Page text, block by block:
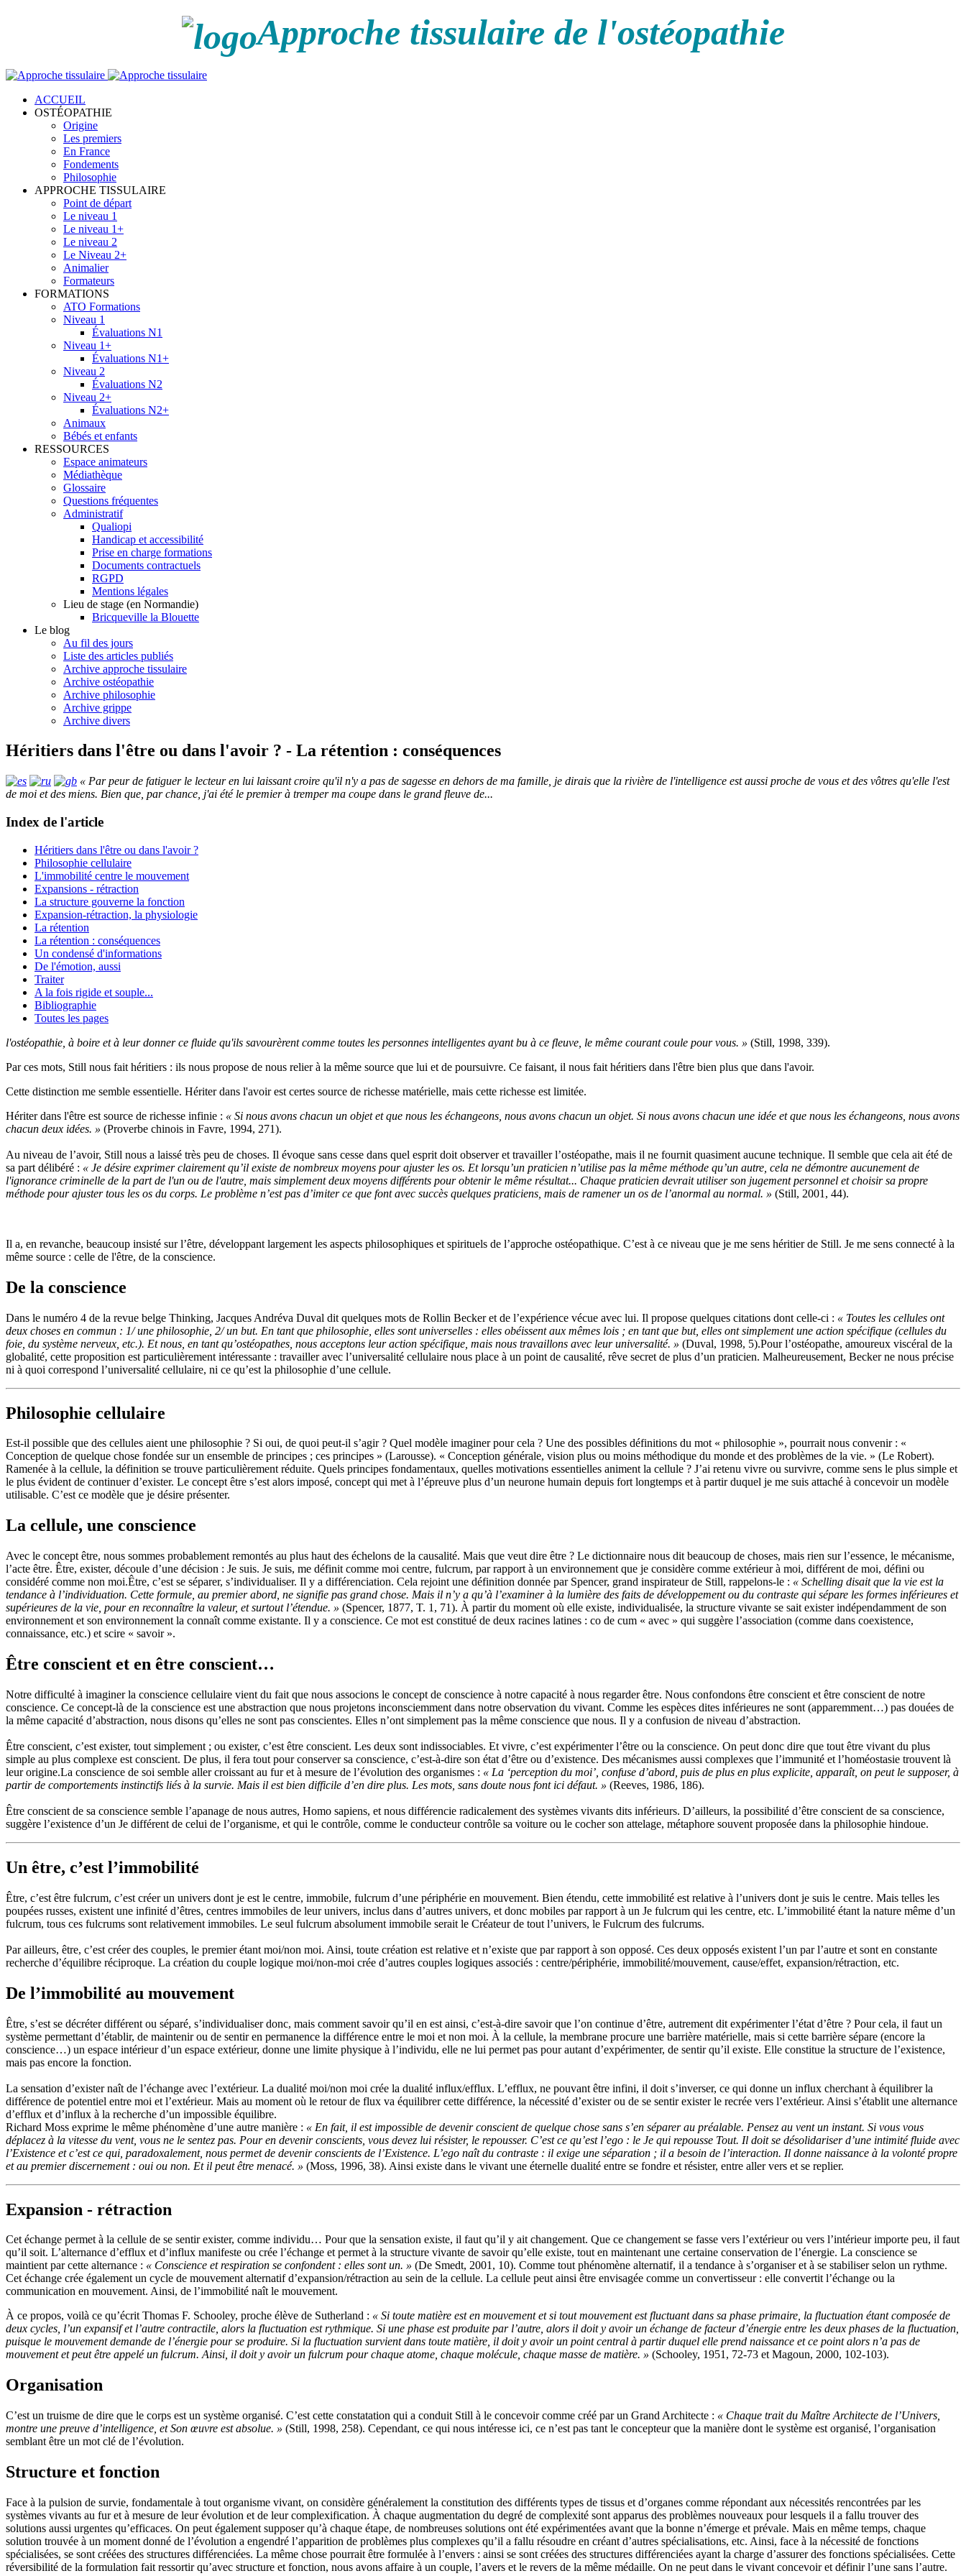
Approche tissulaire de l'ostéopathie
ACCUEIL
OSTÉOPATHIE
Origine
Les premiers
En France
Fondements
Philosophie
APPROCHE TISSULAIRE
Point de départ
Le niveau 1
Le niveau 1+
Le niveau 2
Le Niveau 2+
Animalier
Formateurs
FORMATIONS
ATO Formations
Niveau 1
Évaluations N1
Niveau 1+
Évaluations N1+
Niveau 2
Évaluations N2
Niveau 2+
Évaluations N2+
Animaux
Bébés et enfants
RESSOURCES
Espace animateurs
Médiathèque
Glossaire
Questions fréquentes
Administratif
Qualiopi
Handicap et accessibilité
Prise en charge formations
Documents contractuels
RGPD
Mentions légales
Lieu de stage (en Normandie)
Bricqueville la Blouette
Le blog
Au fil des jours
Liste des articles publiés
Archive approche tissulaire
Archive ostéopathie
Archive philosophie
Archive grippe
Archive divers
Héritiers dans l'être ou dans l'avoir ? - La rétention : conséquences
« Par peur de fatiguer le lecteur en lui laissant croire qu'il n'y a pas de sagesse en dehors de ma famille, je dirais que la rivière de l'intelligence est aussi proche de vous et des vôtres qu'elle l'est
de moi et des miens. Bien que, par chance, j'ai été le premier à tremper ma coupe dans le grand fleuve de...
Index de l'article
Héritiers dans l'être ou dans l'avoir ?
Philosophie cellulaire
L'immobilité centre le mouvement
Expansions - rétraction
La structure gouverne la fonction
Expansion-rétraction, la physiologie
La rétention
La rétention : conséquences
Un condensé d'informations
De l'émotion, aussi
Traiter
A la fois rigide et souple...
Bibliographie
Toutes les pages
l'ostéopathie, à boire et à leur donner ce fluide qu'ils savourèrent comme toutes les personnes intelligentes ayant bu à ce fleuve, le même courant coule pour vous. » (Still, 1998, 339).
Par ces mots, Still nous fait héritiers : ils nous propose de nous relier à la même source que lui et de poursuivre. Ce faisant, il nous fait héritiers dans l'être bien plus que dans l'avoir.
Cette distinction me semble essentielle. Hériter dans l'avoir est certes source de richesse matérielle, mais cette richesse est limitée.
Hériter dans l'être est source de richesse infinie : « Si nous avons chacun un objet et que nous les échangeons, nous avons chacun un objet. Si nous avons chacun une idée et que nous les échangeons, nous avons
chacun deux idées. » (Proverbe chinois in Favre, 1994, 271).
Au niveau de l’avoir, Still nous a laissé très peu de choses. Il évoque sans cesse dans quel esprit doit observer et travailler l’ostéopathe, mais il ne fournit quasiment aucune technique. Il semble que cela ait été de
sa part délibéré : « Je désire exprimer clairement qu’il existe de nombreux moyens pour ajuster les os. Et lorsqu’un praticien n’utilise pas la même méthode qu’un autre, cela ne démontre aucunement de
l'ignorance criminelle de la part de l'un ou de l'autre, mais simplement deux moyens différents pour obtenir le même résultat... Chaque praticien devrait utiliser son jugement personnel et choisir sa propre
méthode pour ajuster tous les os du corps. Le problème n’est pas d’imiter ce que font avec succès quelques praticiens, mais de ramener un os de l’anormal au normal. » (Still, 2001, 44).
Il a, en revanche, beaucoup insisté sur l’être, développant largement les aspects philosophiques et spirituels de l’approche ostéopathique. C’est à ce niveau que je me sens héritier de Still. Je me sens connecté à la
même source : celle de l'être, de la conscience.
De la conscience
Dans le numéro 4 de la revue belge Thinking, Jacques Andréva Duval dit quelques mots de Rollin Becker et de l’expérience vécue avec lui. Il propose quelques citations dont celle-ci : « Toutes les cellules ont
deux choses en commun : 1/ une philosophie, 2/ un but. En tant que philosophie, elles sont universelles : elles obéissent aux mêmes lois ; en tant que but, elles ont simplement une action spécifique (cellules du
foie, du système nerveux, etc.). Et nous, en tant qu’ostéopathes, nous acceptons leur action spécifique, mais nous travaillons avec leur universalité. » (Duval, 1998, 5).Pour l’ostéopathe, amoureux viscéral de la
globalité, cette proposition est particulièrement intéressante : travailler avec l’universalité cellulaire nous place à un point de causalité, rêve secret de plus d’un praticien. Malheureusement, Becker ne nous précise
ni à quoi correspond l’universalité cellulaire, ni ce qu’est la philosophie d’une cellule.
Philosophie cellulaire
Est-il possible que des cellules aient une philosophie ? Si oui, de quoi peut-il s’agir ? Quel modèle imaginer pour cela ? Une des possibles définitions du mot « philosophie », pourrait nous convenir : «
Conception de quelque chose fondée sur un ensemble de principes ; ces principes » (Larousse). « Conception générale, vision plus ou moins méthodique du monde et des problèmes de la vie. » (Le Robert).
Ramenée à la cellule, la définition se trouve particulièrement réduite. Quels principes fondamentaux, quelles motivations essentielles animent la cellule ? J’ai retenu vivre ou survivre, comme sens le plus simple et
le plus évident de continuer d’exister. Le concept être s’est alors imposé, concept qui met à l’épreuve plus d’un neurone humain depuis fort longtemps et à partir duquel je me suis attaché à concevoir un modèle
utilisable. C’est ce modèle que je désire présenter.
La cellule, une conscience
Avec le concept être, nous sommes probablement remontés au plus haut des échelons de la causalité. Mais que veut dire être ? Le dictionnaire nous dit beaucoup de choses, mais rien sur l’essence, le mécanisme,
l’acte être. Être, exister, découle d’une décision : Je suis. Je suis, me définit comme moi centre, fulcrum, par rapport à un environnement que je considère comme extérieur à moi, différent de moi, défini ou
considéré comme non moi.Être, c’est se séparer, s’individualiser. Il y a différenciation. Cela rejoint une définition donnée par Spencer, grand inspirateur de Still, rappelons-le : « Schelling disait que la vie est la
tendance à l’individuation. Cette formule, au premier abord, ne signifie pas grand chose. Mais il n’y a qu’à l’examiner à la lumière des faits de développement ou du contraste qui sépare les formes inférieures et
supérieures de la vie, pour en reconnaître la valeur, et surtout l’étendue. » (Spencer, 1877, T. 1, 71). À partir du moment où elle existe, individualisée, la structure vivante se sait exister indépendamment de son
environnement et son environnement la connaît comme existante. Il y a conscience. Ce mot est constitué de deux racines latines : co de cum « avec » qui suggère l’association (comme dans coexistence,
connaissance, etc.) et scire « savoir ».
Être conscient et en être conscient…
Notre difficulté à imaginer la conscience cellulaire vient du fait que nous associons le concept de conscience à notre capacité à nous regarder être. Nous confondons être conscient et être conscient de notre
conscience. Ce concept-là de la conscience est une abstraction que nous projetons inconsciemment dans notre observation du vivant. Comme les espèces dites inférieures ne sont (apparemment…) pas douées de
la même capacité d’abstraction, nous disons qu’elles ne sont pas conscientes. Elles n’ont simplement pas la même conscience que nous. Il y a confusion de niveau d’abstraction.
Être conscient, c’est exister, tout simplement ; ou exister, c’est être conscient. Les deux sont indissociables. Et vivre, c’est expérimenter l’être ou la conscience. On peut donc dire que tout être vivant du plus
simple au plus complexe est conscient. De plus, il fera tout pour conserver sa conscience, c’est-à-dire son état d’être ou d’existence. Des mécanismes aussi complexes que l’immunité et l’homéostasie trouvent là
leur origine.La conscience de soi semble aller croissant au fur et à mesure de l’évolution des organismes : « La ‘perception du moi’, confuse d’abord, puis de plus en plus explicite, apparaît, on peut le supposer, à
partir de comportements instinctifs liés à la survie. Mais il est bien difficile d’en dire plus. Les mots, sans doute nous font ici défaut. » (Reeves, 1986, 186).
Être conscient de sa conscience semble l’apanage de nous autres, Homo sapiens, et nous différencie radicalement des systèmes vivants dits inférieurs. D’ailleurs, la possibilité d’être conscient de sa conscience,
suggère l’existence d’un Je différent de celui de l’organisme, et qui le contrôle, comme le conducteur contrôle sa voiture ou le cocher son attelage, métaphore souvent proposée dans la philosophie hindoue.
Un être, c’est l’immobilité
Être, c’est être fulcrum, c’est créer un univers dont je est le centre, immobile, fulcrum d’une périphérie en mouvement. Bien étendu, cette immobilité est relative à l’univers dont je suis le centre. Mais telles les
poupées russes, existent une infinité d’êtres, centres immobiles de leur univers, inclus dans d’autres univers, et donc mobiles par rapport à un Je fulcrum qui les centre, etc. L’immobilité étant la nature même d’un
fulcrum, tous ces fulcrums sont relativement immobiles. Le seul fulcrum absolument immobile serait le Créateur de tout l’univers, le Fulcrum des fulcrums.
Par ailleurs, être, c’est créer des couples, le premier étant moi/non moi. Ainsi, toute création est relative et n’existe que par rapport à son opposé. Ces deux opposés existent l’un par l’autre et sont en constante
recherche d’équilibre réciproque. La création du couple logique moi/non-moi crée d’autres couples logiques associés : centre/périphérie, immobilité/mouvement, cause/effet, expansion/rétraction, etc.
De l’immobilité au mouvement
Être, s’est se décréter différent ou séparé, s’individualiser donc, mais comment savoir qu’il en est ainsi, c’est-à-dire savoir que l’on continue d’être, autrement dit expérimenter l’état d’être ? Pour cela, il faut un
système permettant d’établir, de maintenir ou de sentir en permanence la différence entre le moi et non moi. À la cellule, la membrane procure une barrière matérielle, mais si cette barrière sépare (encore la
conscience…) un espace intérieur d’un espace extérieur, donne une limite physique à l’individu, elle ne lui permet pas pour autant d’expérimenter, de sentir qu’il existe. Elle constitue la structure de l’existence,
mais pas encore la fonction.
La sensation d’exister naît de l’échange avec l’extérieur. La dualité moi/non moi crée la dualité influx/efflux. L’efflux, ne pouvant être infini, il doit s’inverser, ce qui donne un influx cherchant à équilibrer la
différence de potentiel entre moi et l’extérieur. Mais au moment où le retour de flux va équilibrer cette différence, la nécessité d’exister ou de se sentir exister le recrée vers l’extérieur. Ainsi s’établit une alternance
d’efflux et d’influx à la recherche d’un impossible équilibre.
Richard Moss exprime le même phénomène d’une autre manière : « En fait, il est impossible de devenir conscient de quelque chose sans s’en séparer au préalable. Pensez au vent un instant. Si vous vous
déplacez à la vitesse du vent, vous ne le sentez pas. Pour en devenir conscients, vous devez lui résister, le repousser. C’est ce qu’est l’ego : le Je qui repousse Tout. Il doit se désolidariser d’une intimité fluide avec
l’Existence et c’est ce qui, paradoxalement, nous permet de devenir conscients de l’Existence. L’ego naît du contraste : il exige une séparation ; il a besoin de l’interaction. Il donne naissance à la volonté propre
et au premier discernement : oui ou non. Et il peut être menacé. » (Moss, 1996, 38). Ainsi existe dans le vivant une éternelle dualité entre se fondre et résister, entre aller vers et se replier.
Expansion - rétraction
Cet échange permet à la cellule de se sentir exister, comme individu… Pour que la sensation existe, il faut qu’il y ait changement. Que ce changement se fasse vers l’extérieur ou vers l’intérieur importe peu, il faut
qu’il soit. L’alternance d’efflux et d’influx manifeste ou crée l’échange et permet à la structure vivante de savoir qu’elle existe, tout en maintenant une certaine conservation de l’énergie. La conscience se
maintient par cette alternance : « Conscience et respiration se confondent : elles sont un. » (De Smedt, 2001, 10). Comme tout phénomène alternatif, il a tendance à s’organiser et à se stabiliser selon un rythme.
Cet échange crée également un cycle de mouvement alternatif d’expansion/rétraction au sein de la cellule. La cellule peut ainsi être envisagée comme un convertisseur : elle convertit l’échange ou la
communication en mouvement. Ainsi, de l’immobilité naît le mouvement.
À ce propos, voilà ce qu’écrit Thomas F. Schooley, proche élève de Sutherland : « Si toute matière est en mouvement et si tout mouvement est fluctuant dans sa phase primaire, la fluctuation étant composée de
deux cycles, l’un expansif et l’autre contractile, alors la fluctuation est rythmique. Si une phase est produite par l’autre, alors il doit y avoir un échange de facteur d’énergie entre les deux phases de la fluctuation,
puisque le mouvement demande de l’énergie pour se produire. Si la fluctuation survient dans toute matière, il doit y avoir un point central à partir duquel elle prend naissance et ce point alors n’a pas de
mouvement et peut être appelé un fulcrum. Ainsi, il doit y avoir un fulcrum pour chaque atome, chaque molécule, chaque masse de matière. » (Schooley, 1951, 72-73 et Magoun, 2000, 102-103).
Organisation
C’est un truisme de dire que le corps est un système organisé. C’est cette constatation qui a conduit Still à le concevoir comme créé par un Grand Architecte : « Chaque trait du Maître Architecte de l’Univers,
montre une preuve d’intelligence, et Son œuvre est absolue. » (Still, 1998, 258). Cependant, ce qui nous intéresse ici, ce n’est pas tant le concepteur que la manière dont le système est organisé, l’organisation
semblant être un mot clé de l’évolution.
Structure et fonction
Face à la pulsion de survie, fondamentale à tout organisme vivant, on considère généralement la constitution des différents types de tissus et d’organes comme répondant aux nécessités rencontrées par les
systèmes vivants au fur et à mesure de leur évolution et de leur complexification. À chaque augmentation du degré de complexité sont apparus des problèmes nouveaux pour lesquels il a fallu trouver des
solutions aussi urgentes qu’efficaces. On peut également supposer qu’à chaque étape, de nombreuses solutions ont été expérimentées avant que la bonne n’émerge et prévale. Mais en même temps, chaque
solution trouvée à un moment donné de l’évolution a engendré l’apparition de problèmes plus complexes qu’il a fallu résoudre en créant d’autres spécialisations, etc. Ainsi, face à la nécessité de fonctions
spécialisées, se sont créées des structures différenciées. La même chose pourrait être formulée à l’envers : ainsi se sont créées des structures différenciées ayant la charge d’assurer des fonctions spécialisées. Cette
réversibilité de la formulation fait ressortir qu’avec structure et fonction, nous avons affaire à un couple, l’avers et le revers de la même médaille. On ne peut dans le vivant concevoir et définir l’une sans l’autre.